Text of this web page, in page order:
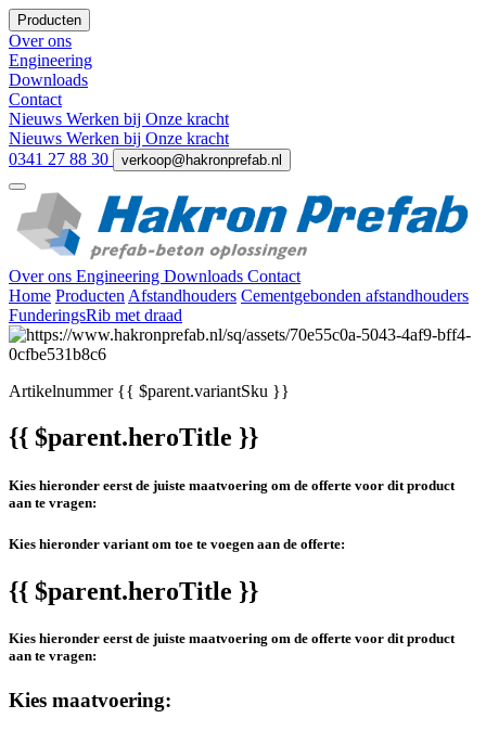
Producten
Over ons
Engineering
Downloads
Contact
Nieuws Werken bij Onze kracht
Nieuws Werken bij Onze kracht
0341 27 88 30
verkoop@hakronprefab.nl
Over ons Engineering Downloads Contact
Home ProductenAfstandhouders Cementgebonden afstandhouders
FunderingsRib met draad
Artikelnummer{{ $parent.variantSku }}
{{ $parent.heroTitle }}
Kies hieronder eerst de juiste maatvoering om de offerte voor dit product
aan te vragen:
Kies hieronder variant om toe te voegen aan de offerte:
{{ $parent.heroTitle }}
Kies hieronder eerst de juiste maatvoering om de offerte voor dit product
aan te vragen:
Kies maatvoering: